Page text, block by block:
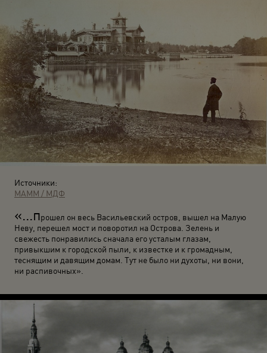
Источники:
МАММ / МДФ
«...прошел он весь Васильевский остров, вышел на Малую
Неву, перешел мост и поворотил на Острова. Зелень и
свежесть понравились сначала его усталым глазам,
привыкшим к городской пыли, к известке и к громадным,
теснящим и давящим домам. Тут не было ни духоты, ни вони,
ни распивочных».